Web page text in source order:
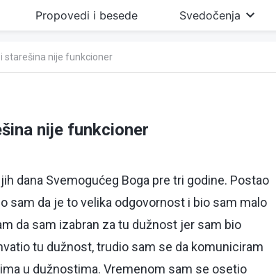
Propovedi i besede Svedočenja
starešina nije funkcioner
nije funkcioner
dana Svemogućeg Boga pre tri godine. Postao
sam da je to velika odgovornost i bio sam malo
da sam izabran za tu dužnost jer sam bio
tu dužnost, trudio sam se da komuniciram
u dužnostima. Vremenom sam se osetio